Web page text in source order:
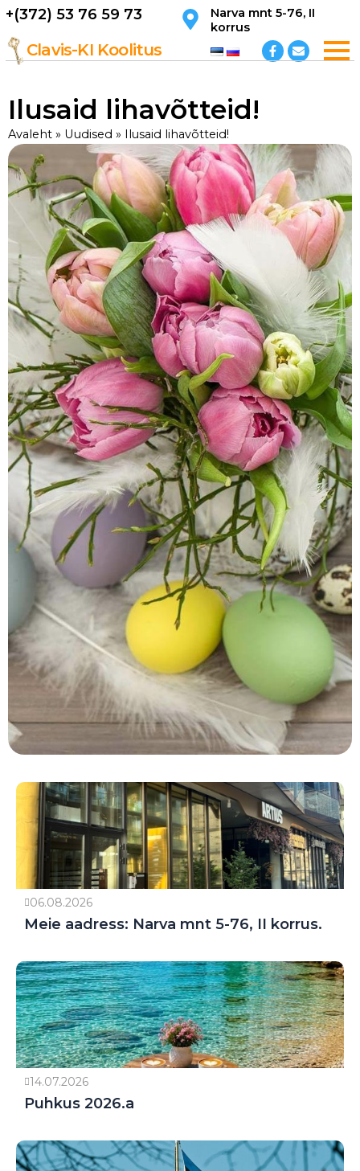
Skip
contentClavis-KI Koolitus F
a
-
f
E
n
+(372) 53 76 59 73
Narva mnt 5-76, II
korrus
Ilusaid lihavõtteid!
Avaleht » Uudised » Ilusaid lihavõtteid!
06.08.2026
Meie aadress: Narva mnt 5-76, II korrus.
14.07.2026
Puhkus 2026.a